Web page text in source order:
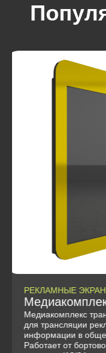
РЕКЛАМНЫЕ
ADTS TV
Коммерческий
предназначен
целях в